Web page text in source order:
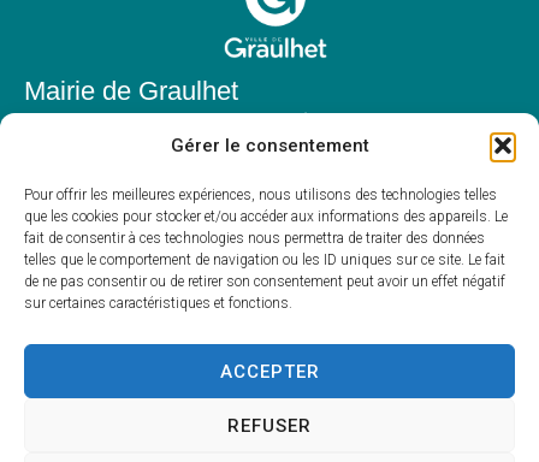
Gérer le consentement
Pour offrir les meilleures expériences, nous utilisons des technologies telles
que les cookies pour stocker et/ou accéder aux informations des appareils. Le
fait de consentir à ces technologies nous permettra de traiter des données
telles que le comportement de navigation ou les ID uniques sur ce site. Le fait
de ne pas consentir ou de retirer son consentement peut avoir un effet négatif
sur certaines caractéristiques et fonctions.
ACCEPTER
REFUSER
Mairie de Graulhet
81300 Graulhet
05 63 42 85 50
mairie@mairie-graulhet.fr
Horaires d'ouverture
Du lundi au vendredi :